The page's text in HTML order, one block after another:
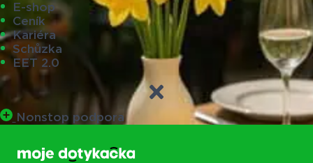
E-shop
Ceník
Kariéra
Schůzka
EET 2.0
Nonstop podpora